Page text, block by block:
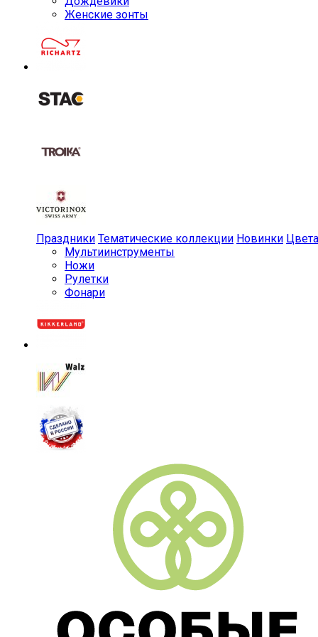
Женские зонты
Праздники Тематические коллекции Новинки Цвета
Мульти­инструменты
Ножи
Рулетки
Фонари